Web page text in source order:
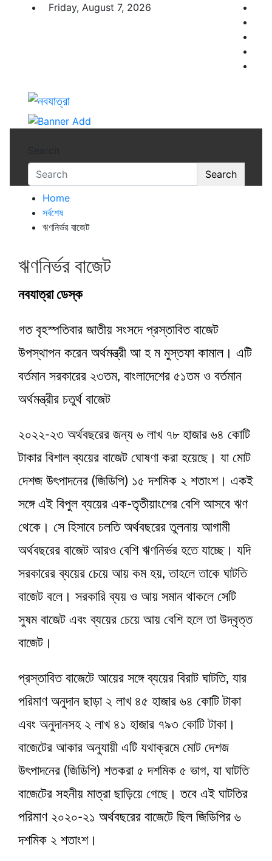
Friday, August 7, 2026
নবযাত্রা
সম্ভাবনার নতুন দিগন্ত
Search
Home
সর্বশেষ
ঋণনির্ভর বাজেট
ঋণনির্ভর বাজেট
নবযাত্রা ডেস্ক
গত বৃহস্পতিবার জাতীয় সংসদে প্রস্তাবিত বাজেট
উপস্থাপন করেন অর্থমন্ত্রী আ হ ম মুস্তফা কামাল। এটি
বর্তমান সরকারের ২৩তম, বাংলাদেশের ৫১তম ও বর্তমান
অর্থমন্ত্রীর চতুর্থ বাজেট
২০২২-২৩ অর্থবছরের জন্য ৬ লাখ ৭৮ হাজার ৬৪ কোটি
টাকার বিশাল ব্যয়ের বাজেট ঘোষণা করা হয়েছে। যা মোট
দেশজ উৎপাদনের (জিডিপি) ১৫ দশমিক ২ শতাংশ। একই
সঙ্গে এই বিপুল ব্যয়ের এক-তৃতীয়াংশের বেশি আসবে ঋণ
থেকে। সে হিসাবে চলতি অর্থবছরের তুলনায় আগামী
অর্থবছরের বাজেট আরও বেশি ঋণনির্ভর হতে যাচ্ছে। যদি
সরকারের ব্যয়ের চেয়ে আয় কম হয়, তাহলে তাকে ঘাটতি
বাজেট বলে। সরকারি ব্যয় ও আয় সমান থাকলে সেটি
সুষম বাজেট এবং ব্যয়ের চেয়ে আয় বেশি হলে তা উদ্বৃত্ত
বাজেট।
প্রস্তাবিত বাজেটে আয়ের সঙ্গে ব্যয়ের বিরাট ঘাটতি, যার
পরিমাণ অনুদান ছাড়া ২ লাখ ৪৫ হাজার ৬৪ কোটি টাকা
এবং অনুদানসহ ২ লাখ ৪১ হাজার ৭৯৩ কোটি টাকা।
বাজেটের আকার অনুযায়ী এটি যথাক্রমে মোট দেশজ
উৎপাদনের (জিডিপি) শতকরা ৫ দশমিক ৫ ভাগ, যা ঘাটতি
বাজেটের সহনীয় মাত্রা ছাড়িয়ে গেছে। তবে এই ঘাটতির
পরিমাণ ২০২০-২১ অর্থবছরের বাজেটে ছিল জিডিপির ৬
দশমিক ২ শতাংশ।